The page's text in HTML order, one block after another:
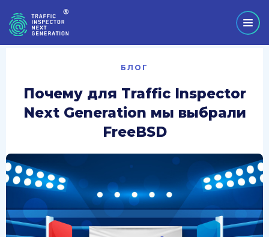
БЛОГ
Почему для Traffic Inspector
Next Generation мы выбрали
FreeBSD